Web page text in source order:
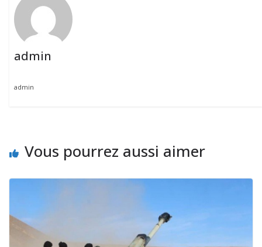
admin
admin
Vous pourrez aussi aimer